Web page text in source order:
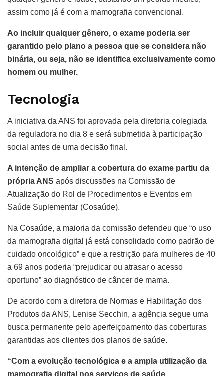
assim como já é com a mamografia convencional.
Ao incluir qualquer gênero, o exame poderia ser
garantido pelo plano a pessoa que se considera não
binária, ou seja, não se identifica exclusivamente como
homem ou mulher.
Tecnologia
A iniciativa da ANS foi aprovada pela diretoria colegiada
da reguladora no dia 8 e será submetida à participação
social antes de uma decisão final.
A intenção de ampliar a cobertura do exame partiu da
própria ANS após discussões na Comissão de
Atualização do Rol de Procedimentos e Eventos em
Saúde Suplementar (Cosaúde).
Na Cosaúde, a maioria da comissão defendeu que “o uso
da mamografia digital já está consolidado como padrão de
cuidado oncológico” e que a restrição para mulheres de 40
a 69 anos poderia “prejudicar ou atrasar o acesso
oportuno” ao diagnóstico de câncer de mama.
De acordo com a diretora de Normas e Habilitação dos
Produtos da ANS, Lenise Secchin, a agência segue uma
busca permanente pelo aperfeiçoamento das coberturas
garantidas aos clientes dos planos de saúde.
“Com a evolução tecnológica e a ampla utilização da